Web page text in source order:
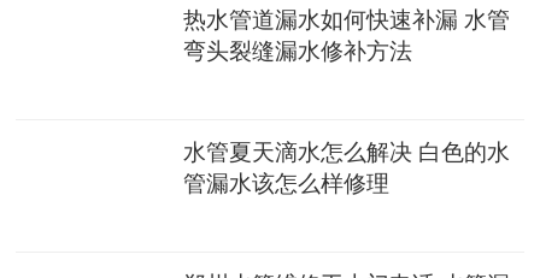
热水管道漏水如何快速补漏 水管
弯头裂缝漏水修补方法
水管夏天滴水怎么解决 白色的水
管漏水该怎么样修理